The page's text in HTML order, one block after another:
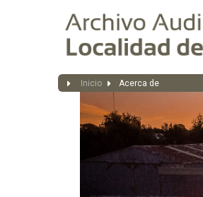
Inicio Acerca de